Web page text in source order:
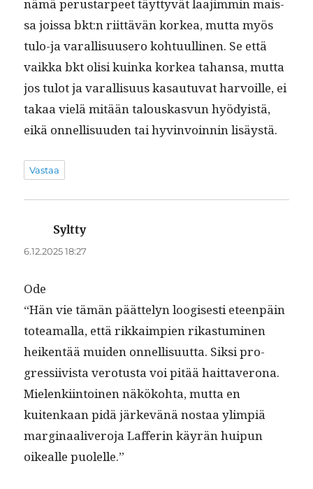
nämä perus­tarpeet täyt­tyvät laa­jim­min mais­
sa jois­sa bkt:n riit­tävän korkea, mut­ta myös
tulo-ja var­al­lisu­usero kohtu­ulli­nen. Se että
vaik­ka bkt olisi kuin­ka korkea tahansa, mut­ta
jos tulot ja var­al­lisu­us kasautu­vat har­voille, ei
takaa vielä mitään talouskasvun hyödy­istä,
eikä onnel­lisu­u­den tai hyv­in­voin­nin lisäystä.
Vastaa
Sylttysanoo:
6.12.2025 18:27
Ode
“Hän vie tämän päät­te­lyn loogis­es­ti eteen­päin
totea­mal­la, että rikkaimpi­en rikas­tu­mi­nen
heiken­tää muiden onnel­lisu­ut­ta. Sik­si pro­
gres­si­ivista vero­tus­ta voi pitää hait­taverona.
Mie­lenki­in­toinen näköko­h­ta, mut­ta en
kuitenkaan pidä järkevänä nos­taa ylimpiä
mar­gin­aaliv­ero­ja Laf­ferin käyrän huipun
oikealle puolelle.”